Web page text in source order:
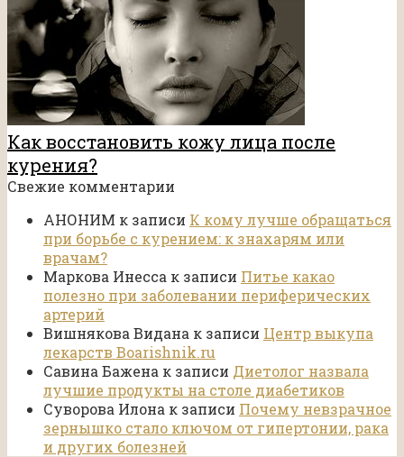
Как восстановить кожу лица после
курения?
Свежие комментарии
АНОНИМ к записи К кому лучше обращаться
при борьбе с курением: к знахарям или
врачам?
Маркова Инесса к записи Питье какао
полезно при заболевании периферических
артерий
Вишнякова Видана к записи Центр выкупа
лекарств Boarishnik.ru
Савина Бажена к записи Диетолог назвала
лучшие продукты на столе диабетиков
Суворова Илона к записи Почему невзрачное
зернышко стало ключом от гипертонии, рака
и других болезней